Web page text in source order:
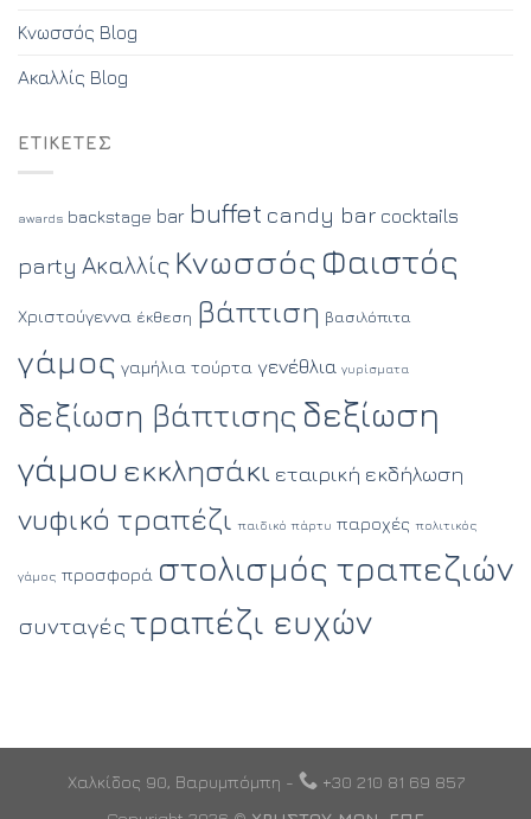
Κνωσσός Blog
Ακαλλίς Blog
ΕΤΙΚΈΤΕΣ
awards backstage bar buffet candy bar cocktails
party Ακαλλίς Κνωσσός Φαιστός
Χριστούγεννα έκθεση βάπτιση βασιλόπιτα
γάμος γαμήλια τούρτα γενέθλια γυρίσματα
δεξίωση βάπτισης δεξίωση
γάμου εκκλησάκι εταιρική εκδήλωση
νυφικό τραπέζι παιδικό πάρτυ παροχές πολιτικός
γάμος προσφορά στολισμός τραπεζιών
συνταγές τραπέζι ευχών
Χαλκίδος 90, Βαρυμπόμπη -
+30 210 81 69 857